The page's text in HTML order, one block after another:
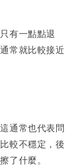
有一點點退
常就比較接近
通常也代表問
較不穩定，後
了什麼。